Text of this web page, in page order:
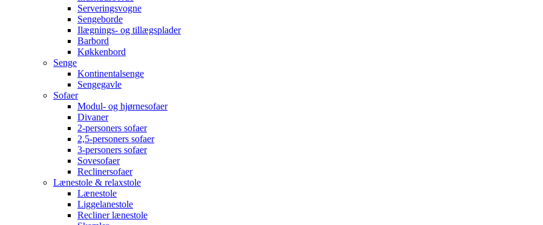
Serveringsvogne
Sengeborde
Ilægnings- og tillægsplader
Barbord
Køkkenbord
Senge
Kontinentalsenge
Sengegavle
Sofaer
Modul- og hjørnesofaer
Divaner
2-personers sofaer
2,5-personers sofaer
3-personers sofaer
Sovesofaer
Reclinersofaer
Lænestole & relaxstole
Lænestole
Liggelanestole
Recliner lænestole